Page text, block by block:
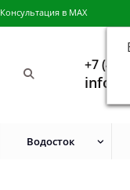
Консультация в MAX
+7
Водосток